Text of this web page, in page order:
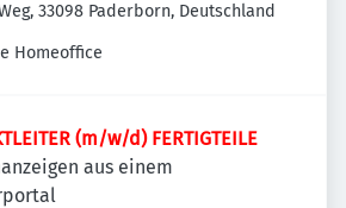
33098 Paderborn, Deutschland
Homeoffice
(m/w/d) FERTIGTEILE
aus einem